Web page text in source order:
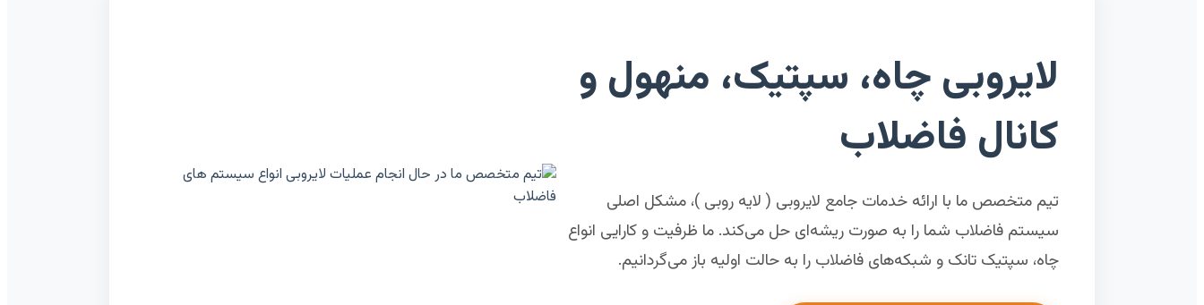
لایروبی چاه، سپتیک، منهول و
کانال فاضلاب
تیم متخصص ما با ارائه خدمات جامع لایروبی ( لایه روبی )، مشکل اصلی
سیستم فاضلاب شما را به صورت ریشه‌ای حل می‌کند. ما ظرفیت و کارایی انواع
چاه، سپتیک تانک و شبکه‌های فاضلاب را به حالت اولیه باز می‌گردانیم.